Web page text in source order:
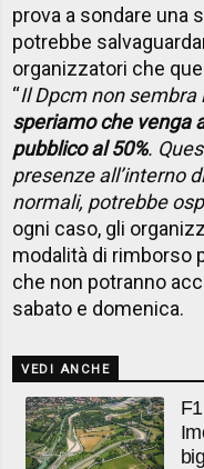
prova a sondare una
potrebbe
organizzatori che
“Il Dpcm non
speriamo che venga
pubblico al 50%.
presenze all’interno
normali, potrebbe
ogni caso, gli
modalità di rimborso
che non potranno
sabato e domenica.
VEDI ANCHE